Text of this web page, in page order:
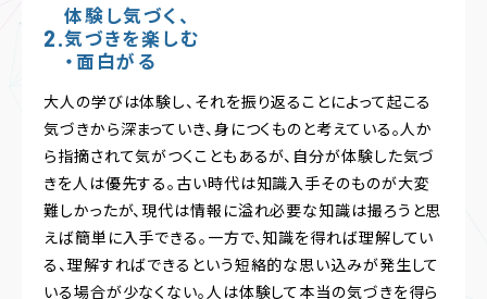
体験し気づく、
気づきを楽しむ
・面白がる
大人の学びは体験し、それを振り返ることによって起こる
気づきから深まっていき、身につくものと考えている。人か
ら指摘されて気がつくこともあるが、自分が体験した気づ
きを人は優先する。古い時代は知識入手そのものが大変
難しかったが、現代は情報に溢れ必要な知識は撮ろうと思
えば簡単に入手できる。一方で、知識を得れば理解してい
る、理解すればできるという短絡的な思い込みが発生して
いる場合が少なくない。人は体験して本当の気づきを得ら